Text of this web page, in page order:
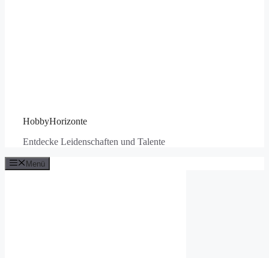
HobbyHorizonte
Entdecke Leidenschaften und Talente
Menü